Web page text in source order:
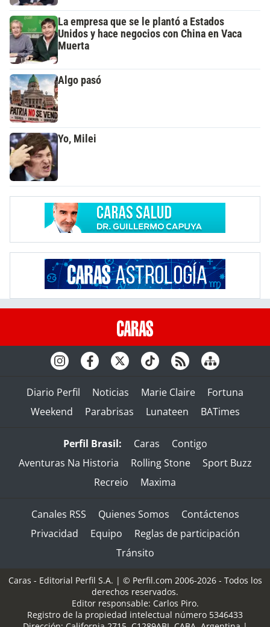
La empresa que se le plantó a Estados
Unidos y hace negocios con China en Vaca
Muerta
Algo pasó
Yo, Milei
Diario Perfil Noticias Marie Claire
Fortuna
Weekend
Parabrisas Lunateen BATimes
Perfil Brasil: Caras
Contigo
Aventuras Na Historia
Rolling Stone
Sport Buzz
Recreio
Maxima
Canales RSS Quienes Somos
Contáctenos
Privacidad
Equipo
Reglas de participación
Tránsito
Caras - Editorial Perfil S.A. | © Perfil.com 2006-2026 - Todos los
derechos reservados.
Editor responsable: Carlos Piro.
Registro de la propiedad intelectual número 5346433